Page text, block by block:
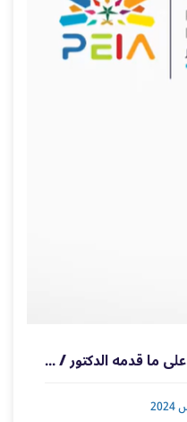
نتقدم بخالص الشكر والتقدير على ما قدمه الدكتور / عبد الله بانخر